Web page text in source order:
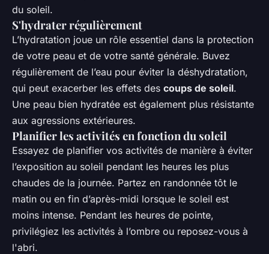
du soleil.
S'hydrater régulièrement
L’hydratation joue un rôle essentiel dans la protection
de votre peau et de votre santé générale. Buvez
régulièrement de l’eau pour éviter la déshydratation,
qui peut exacerber les effets des coups de soleil.
Une peau bien hydratée est également plus résistante
aux agressions extérieures.
Planifier les activités en fonction du soleil
Essayez de planifier vos activités de manière à éviter
l’exposition au soleil pendant les heures les plus
chaudes de la journée. Partez en randonnée tôt le
matin ou en fin d’après-midi lorsque le soleil est
moins intense. Pendant les heures de pointe,
privilégiez les activités à l’ombre ou reposez-vous à
l'abri.